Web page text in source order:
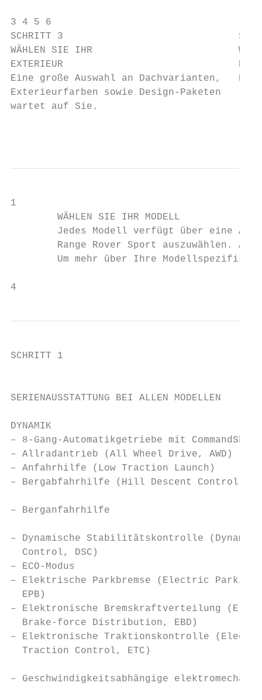
3 4 5 6
SCHRITT 3
WÄHLEN SIE IHR
EXTERIEUR                              Eine
Eine große Auswahl an Dachvarianten,
Exterieurfarben sowie Design-Paketen
wartet auf Sie.
1
        WÄHLEN SIE IHR MODELL
Jedes Modell verfügt über eine
Range Rover Sport auszuwählen.
Um mehr über Ihre
4
SCHRITT 1
SERIENAUSSTATTUNG BEI ALLEN MODELLEN
DYNAMIK
– 8-Gang-Automatikgetriebe mit
– Allradantrieb (All Wheel Drive,
– Anfahrhilfe (Low Traction Launch)
– Bergabfahrhilfe (Hill Descent
– Berganfahrhilfe
– Dynamische Stabilitätskontrolle
Control, DSC)
– ECO-Modus
– Elektrische Parkbremse (Electric
EPB)
– Elektronische
Brake-force Distribution, EBD)
– Elektronische Traktionskontrolle
Traction Control, ETC)
– Geschwindigkeitsabhängige